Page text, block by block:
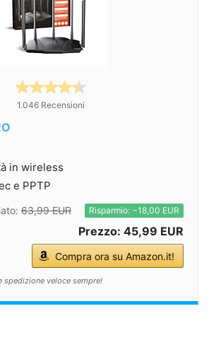
1.046 Recensioni
in wireless
e PPTP
63,99 EUR Risparmio: −18,00 EUR
Prezzo: 45,99 EUR
Compra ora su Amazon.it!
spedizione veloce sempre!